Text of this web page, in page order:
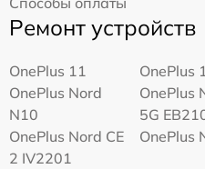
Ремонт устройств
OnePlus 11
OnePlus
OnePlus Nord
N10
OnePlus
5G
OnePlus Nord CE
2 IV2201
OnePlus